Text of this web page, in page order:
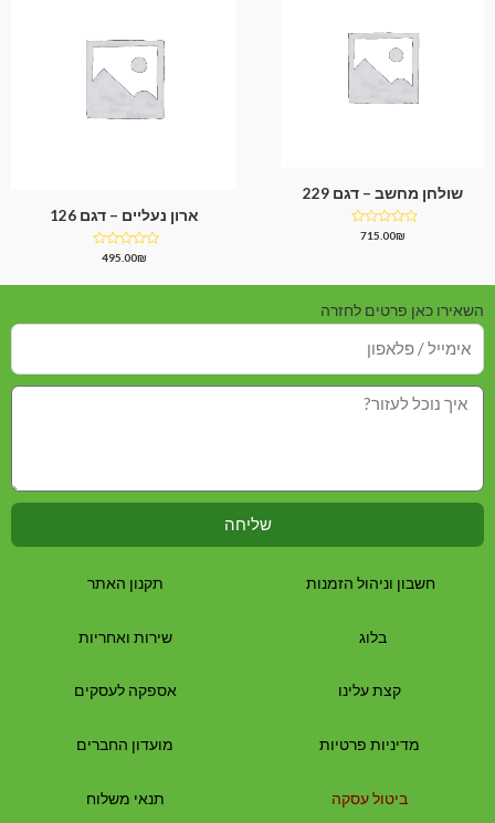
שולחן מחשב – דגם 229
דורג715.00₪
ארון נעליים – דגם 126
דורג495.00₪
השאירו כאן פרטים לחזרה
שליחה
חשבון וניהול הזמנות
בלוג
קצת עלינו
מדיניות פרטיות
ביטול עסקה
תקנון האתר
שירות ואחריות
אספקה לעסקים
מועדון החברים
תנאי משלוח